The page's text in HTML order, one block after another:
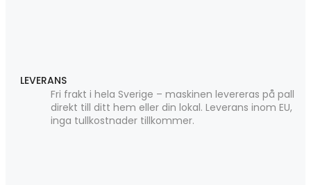
LEVERANS
Fri frakt i hela Sverige – maskinen levereras på pall
direkt till ditt hem eller din lokal. Leverans inom EU,
inga tullkostnader tillkommer.